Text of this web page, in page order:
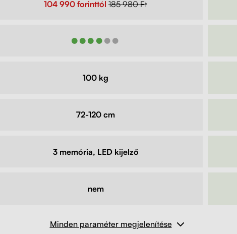
104 990 forinttól 185 980 Ft
●●●●●●
100 kg
72-120 cm
3 memória, LED kijelző
nem
Minden paraméter megjelenítése